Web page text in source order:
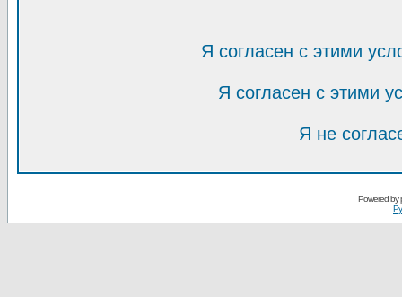
Я согласен с этими
Я согласен с этими
Я не
Powered by